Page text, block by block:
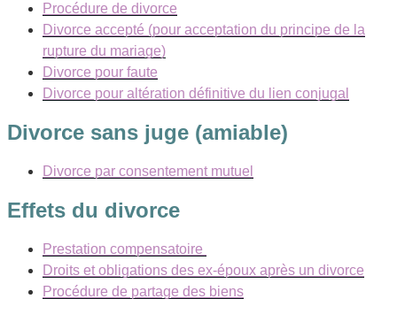
Procédure de divorce
Divorce accepté (pour acceptation du principe de la
rupture du mariage)
Divorce pour faute
Divorce pour altération définitive du lien conjugal
Divorce sans juge (amiable)
Divorce par consentement mutuel
Effets du divorce
Prestation compensatoire
Droits et obligations des ex-époux après un divorce
Procédure de partage des biens